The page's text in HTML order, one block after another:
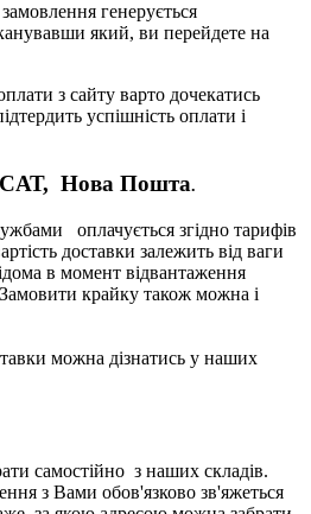
генерується
який, ви перейдете на
з сайту варто дочекатись
успішність оплати і
CАТ, Нова Пошта.
оплачується згідно тарифів
доставки залежить від ваги
в момент відвантаження
крайку також можна і
можна дізнатись у наших
самостійно з наших складів.
з Вами обов'язково зв'яжеться